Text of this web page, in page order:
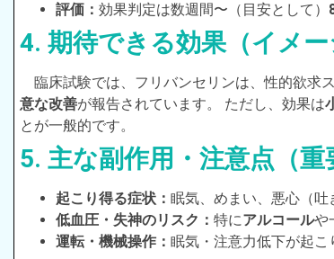
評価： 効果判定は数週間〜（目安として）
4. 期待できる効果（イメー
臨床試験では、フリバンセリンは、性的欲求
意な改善が報告されています。 ただし、効果は
とが一般的です。
5. 主な副作用・注意点（重
起こり得る症状： 眠気、めまい、悪心（
低血圧・失神のリスク： 特にアルコールや
運転・機械操作： 眠気・注意力低下が起こ